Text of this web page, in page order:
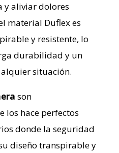
y aliviar dolores
material Duflex es
y resistente, lo
durabilidad y un
situación.
son
los hace perfectos
donde la seguridad
diseño transpirable y